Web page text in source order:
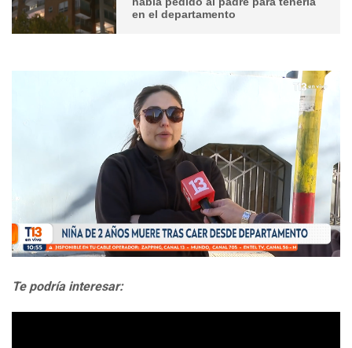
en el departamento
Te podría interesar: